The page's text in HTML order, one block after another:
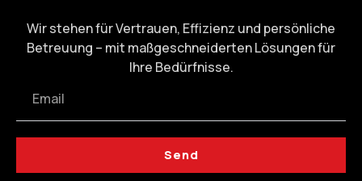
Wir stehen für Vertrauen, Effizienz und persönliche
Betreuung – mit maßgeschneiderten Lösungen für
Ihre Bedürfnisse.
Send